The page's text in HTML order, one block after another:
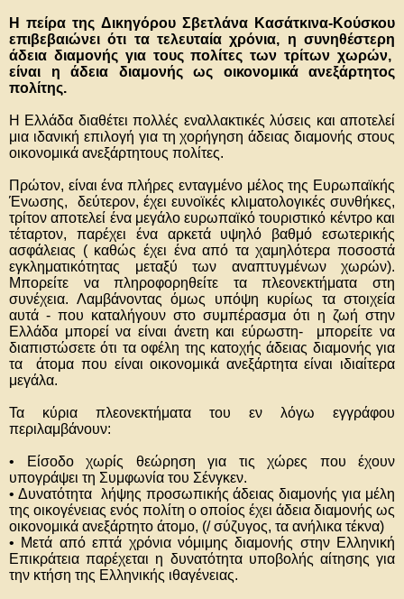
Η πείρα της Δικηγόρου Σβετλάνα Κασάτκινα-Κούσκου
επιβεβαιώνει ότι τα τελευταία χρόνια, η συνηθέστερη
άδεια διαμονής για τους πολίτες των τρίτων χωρών,
είναι η άδεια διαμονής ως οικονομικά ανεξάρτητος
πολίτης.
Η Ελλάδα διαθέτει πολλές εναλλακτικές λύσεις και αποτελεί
μια ιδανική επιλογή για τη χορήγηση άδειας διαμονής στους
οικονομικά ανεξάρτητους πολίτες.
Πρώτον, είναι ένα πλήρες ενταγμένο μέλος της Ευρωπαϊκής
Ένωσης, δεύτερον, έχει ευνοϊκές κλιματολογικές συνθήκες,
τρίτον αποτελεί ένα μεγάλο ευρωπαϊκό τουριστικό κέντρο και
τέταρτον, παρέχει ένα αρκετά υψηλό βαθμό εσωτερικής
ασφάλειας ( καθώς έχει ένα από τα χαμηλότερα ποσοστά
εγκληματικότητας μεταξύ των αναπτυγμένων χωρών).
Μπορείτε να πληροφορηθείτε τα πλεονεκτήματα στη
συνέχεια. Λαμβάνοντας όμως υπόψη κυρίως τα στοιχεία
αυτά - που καταλήγουν στο συμπέρασμα ότι η ζωή στην
Ελλάδα μπορεί να είναι άνετη και εύρωστη- μπορείτε να
διαπιστώσετε ότι τα οφέλη της κατοχής άδειας διαμονής για
τα άτομα που είναι οικονομικά ανεξάρτητα είναι ιδιαίτερα
μεγάλα.
Τα κύρια πλεονεκτήματα του εν λόγω εγγράφου
περιλαμβάνουν:
• Είσοδο χωρίς θεώρηση για τις χώρες που έχουν
υπογράψει τη Συμφωνία του Σένγκεν.
• Δυνατότητα λήψης προσωπικής άδειας διαμονής για μέλη
της οικογένειας ενός πολίτη ο οποίος έχει άδεια διαμονής ως
οικονομικά ανεξάρτητο άτομο, (/ σύζυγος, τα ανήλικα τέκνα)
• Μετά από επτά χρόνια νόμιμης διαμονής στην Ελληνική
Επικράτεια παρέχεται η δυνατότητα υποβολής αίτησης για
την κτήση της Ελληνικής ιθαγένειας.